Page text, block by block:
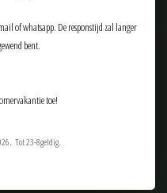
of whatsapp. De responstijd zal langer
bent.
toe!
Tot 23-8geldig.